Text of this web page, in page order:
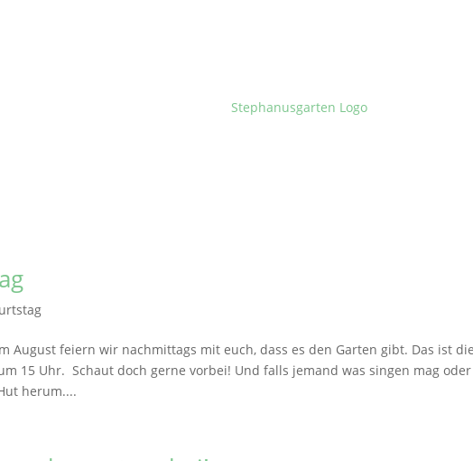
August feiern wir nachmittags mit euch, dass es den Garten gibt. Das ist
15 Uhr. Schaut doch gerne vorbei! Und falls jemand was singen mag
herum....